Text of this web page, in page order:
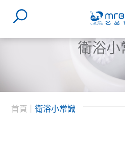
衛浴小
首頁 衛浴小常識